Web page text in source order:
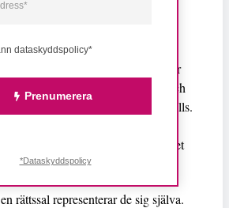
om vilken nytta fängelser
den kritik som
riktar mot det så kallade
komplexet – ett begrepp som sätter
institutioner, företag, politiker och
på att fängelsesystemet upprätthålls.
kritisk till hur det
komplexet individualiserar ansvaret
rättssal representerar de sig själva.
dataskyddspolicy*
Prenumerera
*Dataskyddspolicy